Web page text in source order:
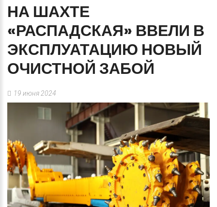
НА ШАХТЕ
«РАСПАДСКАЯ» ВВЕЛИ В
ЭКСПЛУАТАЦИЮ НОВЫЙ
ОЧИСТНОЙ ЗАБОЙ
19 июня 2024